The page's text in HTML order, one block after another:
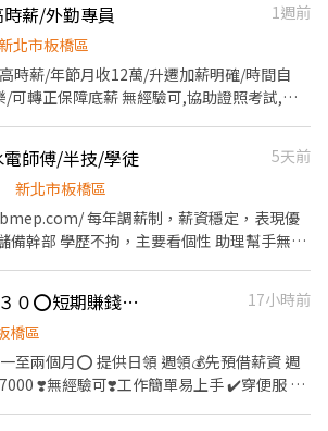
中和區（環球購物中心附近） 🚶 中原捷
球購物中心約6分鐘 ⸻ 🚍 公車：51、
利 ✨ 可週領 ✨ 周休二
取 ✨ 員工餐廳 50元/餐 ✨ 加班提供小點心
班 08:00–17:10 💰 時薪
✔ 加班最高約 $55,000 ⸻ 🌙
賺約 $41,000–$42,500 ✔ 加班最高約
🔗 官方瀨傳送門：
薪/外勤專員
1週前
北市板橋區
時薪/年節月收12萬/升遷加薪明確/時間自
可轉正保障底薪 無經驗可,協助證照考試,完
電師傅/半技/學徒
5天前
新北市板橋區
，薪資穩定，表現優
性 助理幫手無經
系統工程、監控及弱電系統工 程
🎉可短期🧨高薪２３０⭕️短期賺錢好機會‼️
17小時前
橋區
至兩個月⭕️ 提供日領 週領💰先預借薪資 週
✔️穿便服 ✔️